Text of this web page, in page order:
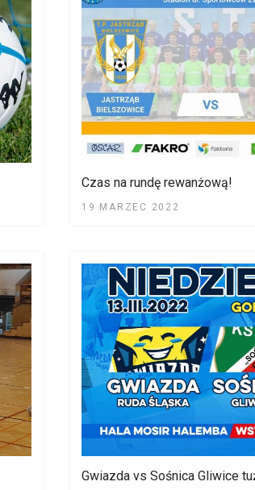
Czas na rundę rewanżową!
19 MARZEC 2022
Gwiazda vs Sośnica Gliwice